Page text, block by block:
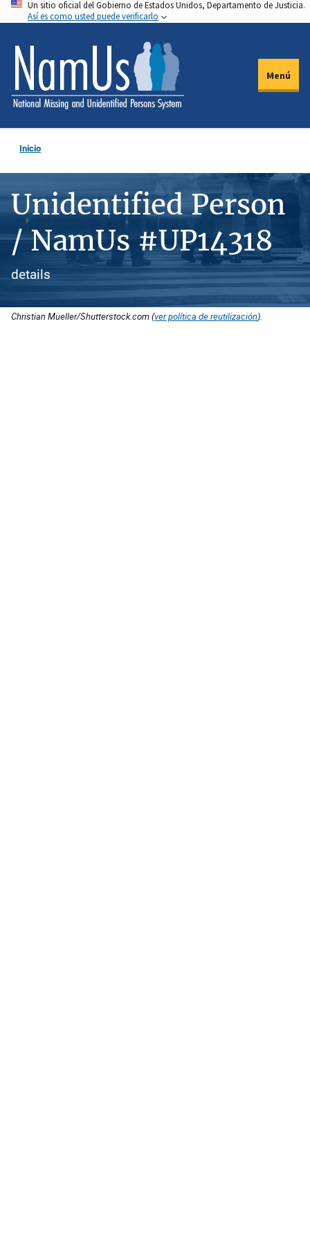
Pasar
al
contenido
principal
Un sitio oficial del Gobierno de Estados Unidos, Departamento de Justicia.
Así es como usted puede verificarlo
Menú
Inicio
Unidentified Person
/ NamUs #UP14318
details
Christian Mueller/Shutterstock.com (ver política de reutilización).